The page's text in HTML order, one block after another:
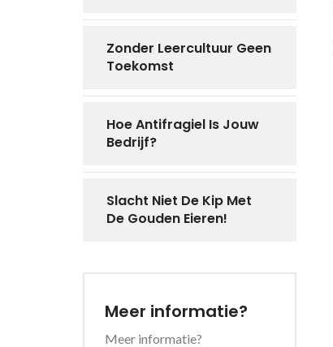
Zonder Leercultuur Geen
Toekomst
Hoe Antifragiel Is Jouw
Bedrijf?
Slacht Niet De Kip Met
De Gouden Eieren!
Meer informatie?
Meer informatie?